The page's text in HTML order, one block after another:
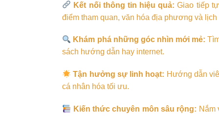
Kết nối thông tin hiệu quả: Giao tiếp
điểm tham quan, văn hóa địa phương và
Khám phá những góc nhìn mới mẻ:
sách hướng dẫn hay internet.
Tận hưởng sự linh hoạt: Hướng dẫn
cá nhân hóa tối ưu.
Kiến thức chuyên môn sâu rộng: Nắm